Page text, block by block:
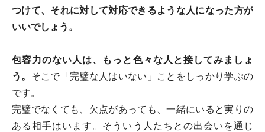
つけて、それに対して対応できるような人になった方が
いいでしょう。
包容力のない人は、もっと色々な人と接してみましょ
う。 そこで「完璧な人はいない」ことをしっかり学ぶの
です。
完璧でなくても、欠点があっても、一緒にいると実りの
ある相手はいます。そういう人たちとの出会いを通じ